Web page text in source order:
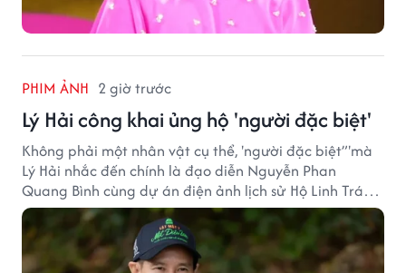
PHIM ẢNH 2 giờ trước
Lý Hải công khai ủng hộ 'người đặc biệt'
Không phải một nhân vật cụ thể, 'người đặc biệt”'mà
Lý Hải nhắc đến chính là đạo diễn Nguyễn Phan
Quang Bình cùng dự án điện ảnh lịch sử Hộ Linh Tráng
Sĩ: Bí Ẩn Mộ Vua Đinh.